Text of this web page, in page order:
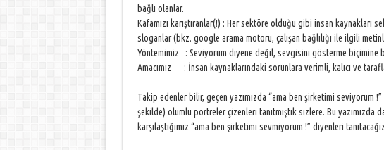
bağlı olanlar.
Kafamızı karıştıranlar(!) : Her sektöre olduğu gibi insan
sloganlar (bkz. google arama motoru, çalışan bağlılığı ile ilgili
Yöntemimiz : Seviyorum diyene değil, sevgisini gösterme biçimine
Amacımız : İnsan kaynaklarındaki sorunlara verimli, kalıcı ve
Takip edenler bilir, geçen yazımızda “ama ben şirketimi seviyorum !”
şekilde) olumlu portreler çizenleri tanıtmıştık sizlere. Bu yazımızda
karşılaştığımız “ama ben şirketimi sevmiyorum !” diyenleri